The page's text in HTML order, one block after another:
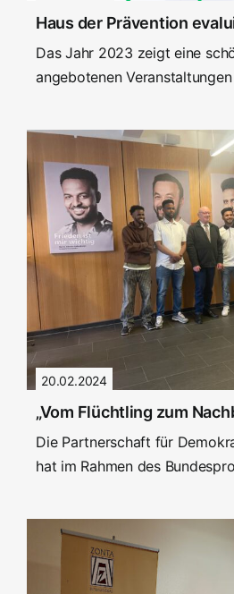
Haus der Prävention
Das Jahr 2023 zeigt eine
angebotenen Veranstaltungen
20.02.2024
„Vom Flüchtling zum
Die Partnerschaft für
hat im Rahmen des